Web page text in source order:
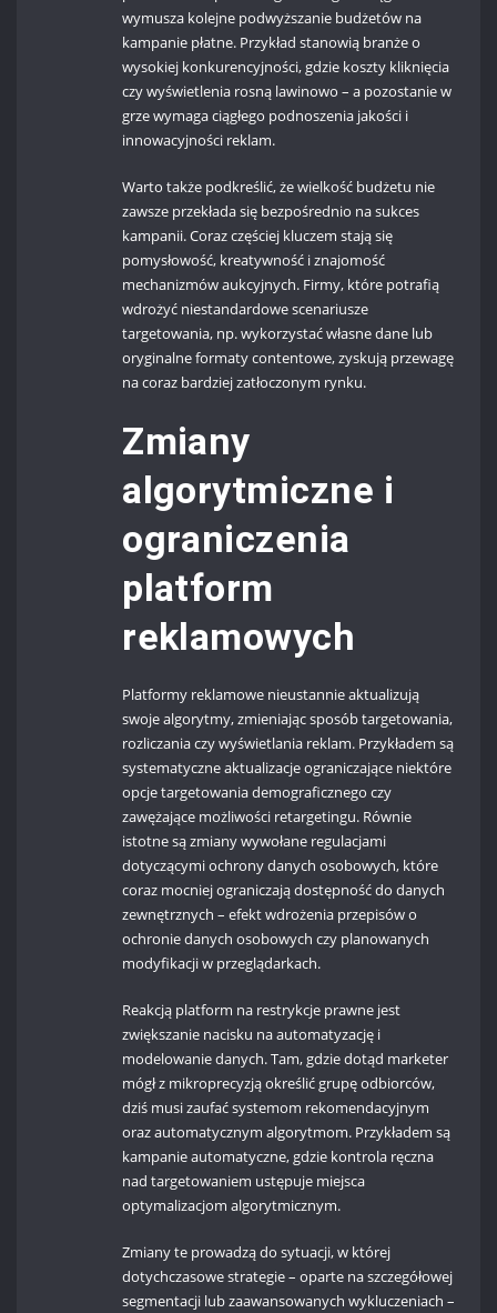
wymusza kolejne podwyższanie budżetów na
kampanie płatne. Przykład stanowią branże o
wysokiej konkurencyjności, gdzie koszty kliknięcia
czy wyświetlenia rosną lawinowo – a pozostanie w
grze wymaga ciągłego podnoszenia jakości i
innowacyjności reklam.
Warto także podkreślić, że wielkość budżetu nie
zawsze przekłada się bezpośrednio na sukces
kampanii. Coraz częściej kluczem stają się
pomysłowość, kreatywność i znajomość
mechanizmów aukcyjnych. Firmy, które potrafią
wdrożyć niestandardowe scenariusze
targetowania, np. wykorzystać własne dane lub
oryginalne formaty contentowe, zyskują przewagę
na coraz bardziej zatłoczonym rynku.
Zmiany
algorytmiczne i
ograniczenia
platform
reklamowych
Platformy reklamowe nieustannie aktualizują
swoje algorytmy, zmieniając sposób targetowania,
rozliczania czy wyświetlania reklam. Przykładem są
systematyczne aktualizacje ograniczające niektóre
opcje targetowania demograficznego czy
zawężające możliwości retargetingu. Równie
istotne są zmiany wywołane regulacjami
dotyczącymi ochrony danych osobowych, które
coraz mocniej ograniczają dostępność do danych
zewnętrznych – efekt wdrożenia przepisów o
ochronie danych osobowych czy planowanych
modyfikacji w przeglądarkach.
Reakcją platform na restrykcje prawne jest
zwiększanie nacisku na automatyzację i
modelowanie danych. Tam, gdzie dotąd marketer
mógł z mikroprecyzją określić grupę odbiorców,
dziś musi zaufać systemom rekomendacyjnym
oraz automatycznym algorytmom. Przykładem są
kampanie automatyczne, gdzie kontrola ręczna
nad targetowaniem ustępuje miejsca
optymalizacjom algorytmicznym.
Zmiany te prowadzą do sytuacji, w której
dotychczasowe strategie – oparte na szczegółowej
segmentacji lub zaawansowanych wykluczeniach –